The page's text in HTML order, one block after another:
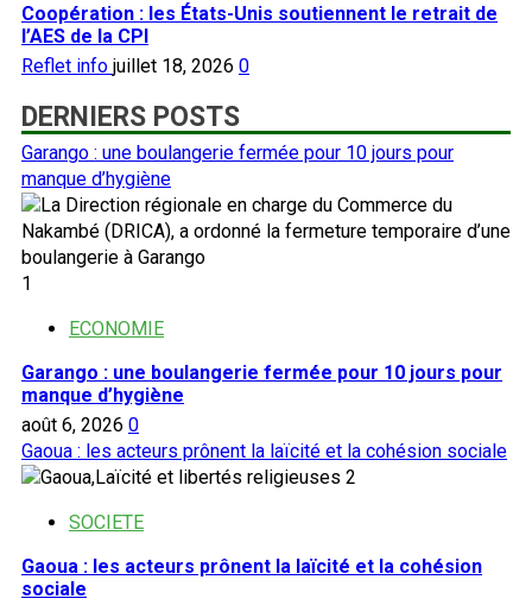
Coopération : les États-Unis soutiennent le retrait de
l’AES de la CPI
Reflet info juillet 18, 2026 0
DERNIERS POSTS
Garango : une boulangerie fermée pour 10 jours pour
manque d’hygiène
1
ECONOMIE
Garango : une boulangerie fermée pour 10 jours pour
manque d’hygiène
août 6, 2026 0
Gaoua : les acteurs prônent la laïcité et la cohésion sociale
2
SOCIETE
Gaoua : les acteurs prônent la laïcité et la cohésion
sociale